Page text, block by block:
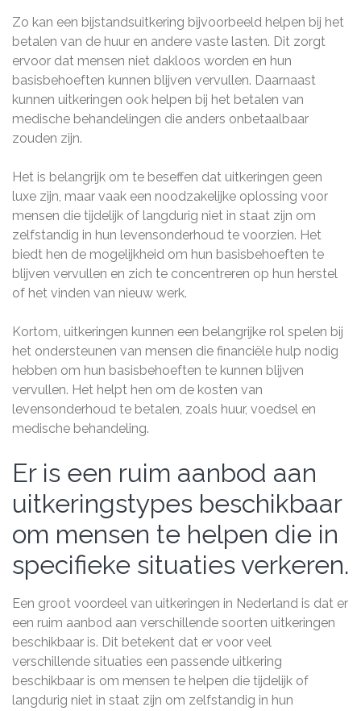
Zo kan een bijstandsuitkering bijvoorbeeld helpen bij het
betalen van de huur en andere vaste lasten. Dit zorgt
ervoor dat mensen niet dakloos worden en hun
basisbehoeften kunnen blijven vervullen. Daarnaast
kunnen uitkeringen ook helpen bij het betalen van
medische behandelingen die anders onbetaalbaar
zouden zijn.
Het is belangrijk om te beseffen dat uitkeringen geen
luxe zijn, maar vaak een noodzakelijke oplossing voor
mensen die tijdelijk of langdurig niet in staat zijn om
zelfstandig in hun levensonderhoud te voorzien. Het
biedt hen de mogelijkheid om hun basisbehoeften te
blijven vervullen en zich te concentreren op hun herstel
of het vinden van nieuw werk.
Kortom, uitkeringen kunnen een belangrijke rol spelen bij
het ondersteunen van mensen die financiële hulp nodig
hebben om hun basisbehoeften te kunnen blijven
vervullen. Het helpt hen om de kosten van
levensonderhoud te betalen, zoals huur, voedsel en
medische behandeling.
Er is een ruim aanbod aan
uitkeringstypes beschikbaar
om mensen te helpen die in
specifieke situaties verkeren.
Een groot voordeel van uitkeringen in Nederland is dat er
een ruim aanbod aan verschillende soorten uitkeringen
beschikbaar is. Dit betekent dat er voor veel
verschillende situaties een passende uitkering
beschikbaar is om mensen te helpen die tijdelijk of
langdurig niet in staat zijn om zelfstandig in hun